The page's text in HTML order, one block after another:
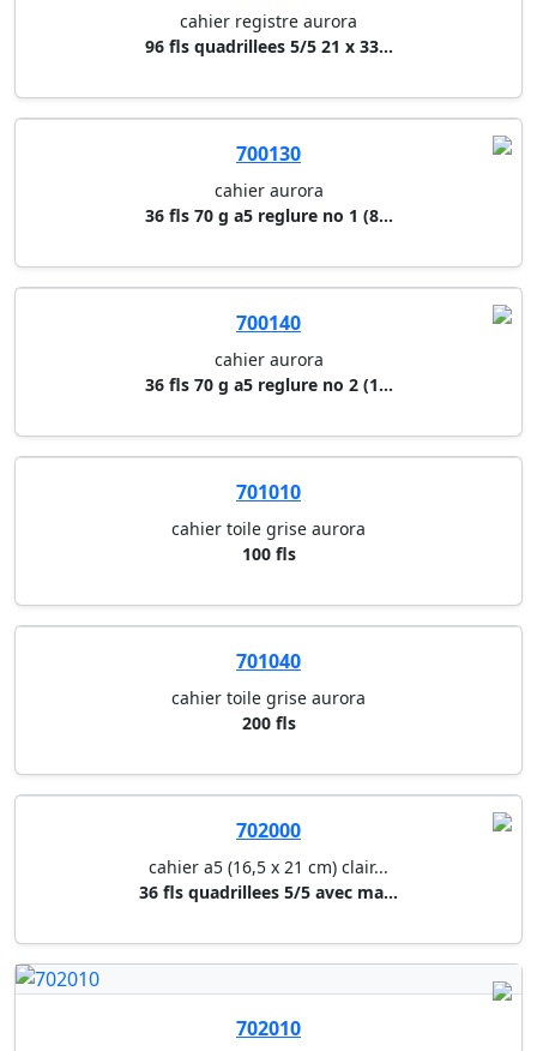
cahier registre aurora
96 fls quadrillees 5/5 21 x 33...
700130
cahier aurora
36 fls 70 g a5 reglure no 1 (8...
700140
cahier aurora
36 fls 70 g a5 reglure no 2 (1...
701010
cahier toile grise aurora
100 fls
701040
cahier toile grise aurora
200 fls
702000
cahier a5 (16,5 x 21 cm) clair...
36 fls quadrillees 5/5 avec ma...
702010
cahier a5 (16,5 x 21 cm) clair...